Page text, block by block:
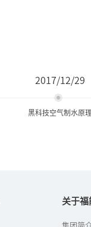
2017/12/29
黑科技空气制水原理
关于